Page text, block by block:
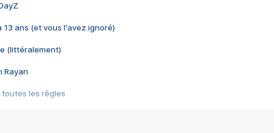
13 ans (et vous l'avez ignoré)
(littéralement)
Rayan
toutes les règles